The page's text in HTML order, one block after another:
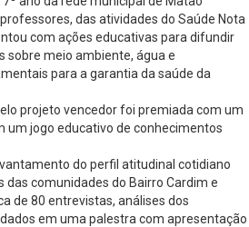
das atividades do Saúde Nota
com ações educativas para difundir
sobre meio ambiente, água e
para a garantia da saúde da
projeto vencedor foi premiada com um
um jogo educativo de conhecimentos
do perfil atitudinal cotidiano
comunidades do Bairro Cardim e
de 80 entrevistas, análises dos
em uma palestra com apresentação